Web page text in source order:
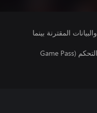
يتلقى ناشرو الألعاب التي تقوم بتشغيلها وصولاً إلى معلومات ملف تعريفك في Xbox والبيانات المقترنة بينما
تتطلب اللعبة توفر اشتراك ألعاب متعددة اللاعبين عبر الإنترنت لممارستها على وحدة التحكم (Game Pass